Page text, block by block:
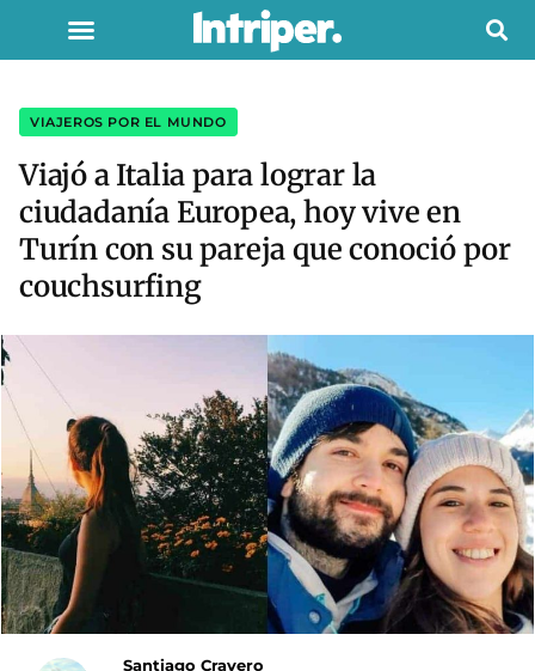
VIAJEROS POR EL MUNDO
Viajó a Italia para lograr la
ciudadanía Europea, hoy vive en
Turín con su pareja que conoció por
couchsurfing
Santiago Cravero